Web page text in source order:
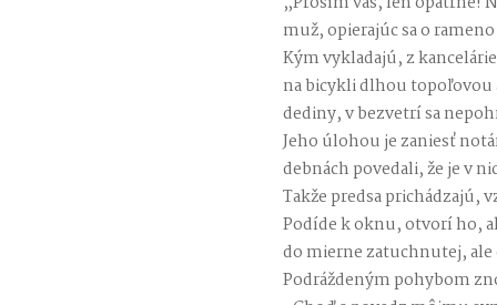
muž, opierajúc sa o
Kým vykladajú, z
na bicykli dlhou
dediny, v bezvetrí sa
Jeho úlohou je zaniesť
debnách povedali, že je v
Takže predsa prichádzajú,
Podíde k oknu, otvorí ho,
do mierne zatuchnutej,
Podráždeným pohybom